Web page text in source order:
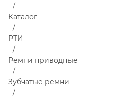
Каталог
РТИ
Ремни приводные
Зубчатые ремни